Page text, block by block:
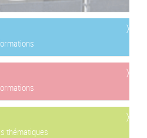
thématiques